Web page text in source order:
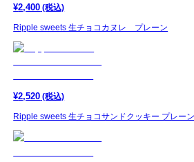
¥2,400 (税込)
Ripple sweets 生チョコカヌレ プレーン
¥2,520 (税込)
Ripple sweets 生チョコサンドクッキー プレーン